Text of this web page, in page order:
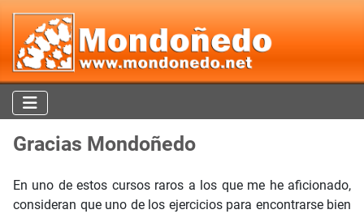
Gracias Mondoñedo
En uno de estos cursos raros a los que me he aficionado,
consideran que uno de los ejercicios para encontrarse bien